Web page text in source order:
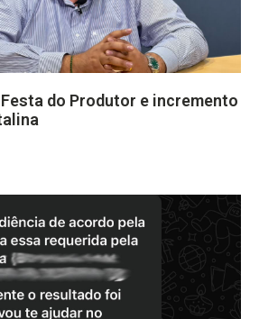
do Produtor e incremento